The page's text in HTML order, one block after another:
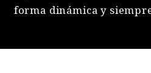
forma dinámica y